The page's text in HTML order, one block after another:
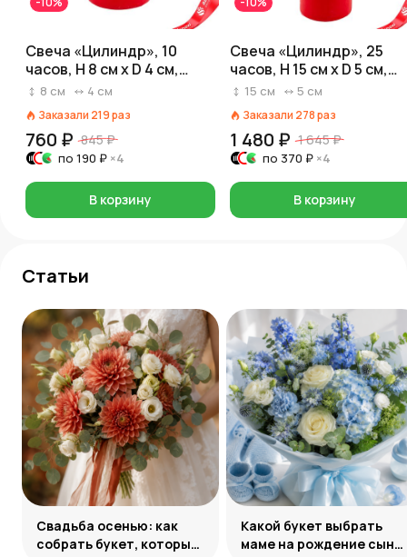
Свеча «Цилиндр», 10
часов, H 8 см x D 4 см,
красный
8 см 4 см
Заказали 219раз
760 ₽ 845 ₽
по 190 ₽ ×4
В корзину
Свеча «Цилиндр», 25
часов, H 15 см x D 5 см,
красный
15 см 5 см
Заказали 278раз
1 480 ₽ 1 645 ₽
по 370 ₽ ×4
В корзину
Статьи
Свадьба осенью: как
собрать букет, который
Какой букет выбрать
маме на рождение сына: